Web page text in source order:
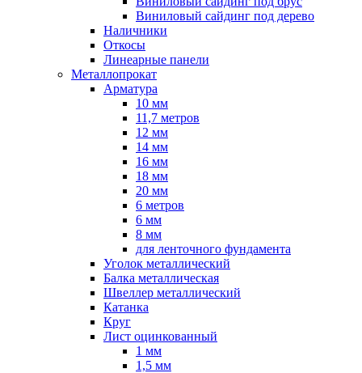
Виниловый сайдинг под дерево
Наличники
Откосы
Линеарные панели
Металлопрокат
Арматура
10 мм
11,7 метров
12 мм
14 мм
16 мм
18 мм
20 мм
6 метров
6 мм
8 мм
для ленточного фундамента
Уголок металлический
Балка металлическая
Швеллер металлический
Катанка
Круг
Лист оцинкованный
1 мм
1,5 мм